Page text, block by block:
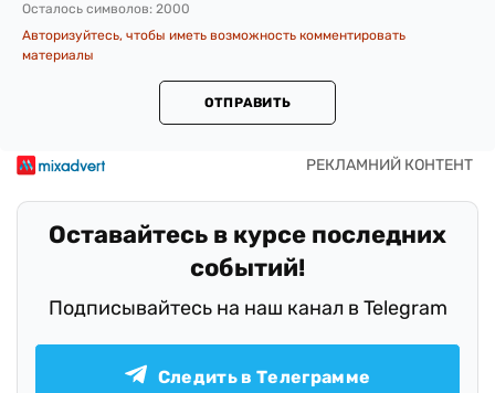
Осталось символов: 2000
Авторизуйтесь, чтобы иметь возможность комментировать
материалы
ОТПРАВИТЬ
Оставайтесь в курсе последних
событий!
Подписывайтесь на наш канал в Telegram
Следить в Телеграмме